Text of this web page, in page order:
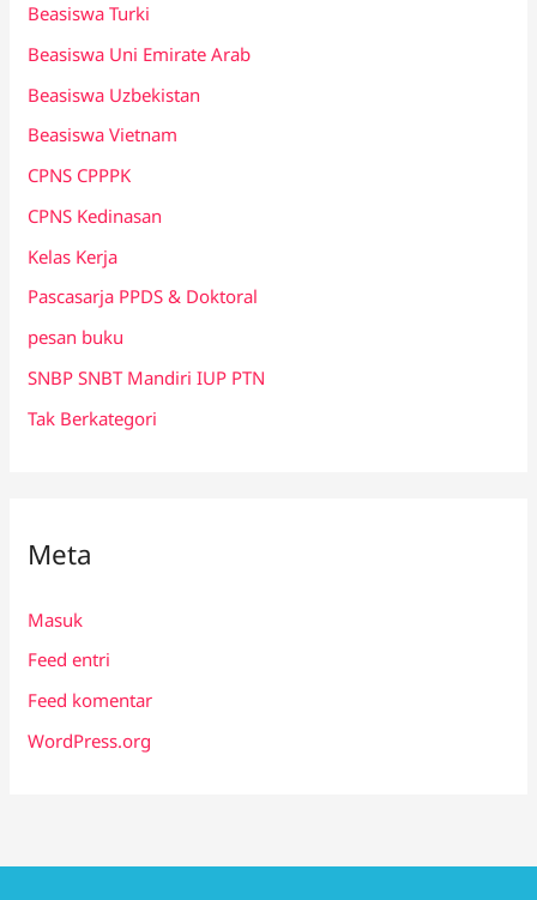
Beasiswa Turki
Beasiswa Uni Emirate Arab
Beasiswa Uzbekistan
Beasiswa Vietnam
CPNS CPPPK
CPNS Kedinasan
Kelas Kerja
Pascasarja PPDS & Doktoral
pesan buku
SNBP SNBT Mandiri IUP PTN
Tak Berkategori
Meta
Masuk
Feed entri
Feed komentar
WordPress.org